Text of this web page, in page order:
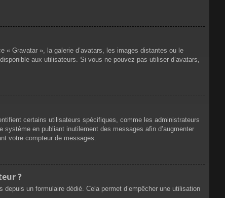
« Gravatar », la galerie d’avatars, les images distantes ou le
aux utilisateurs. Si vous ne pouvez pas utiliser d’avatars,
certains utilisateurs spécifiques, comme les administrateurs
en publiant inutilement des messages afin d’augmenter
votre compteur de messages.
?
un formulaire dédié. Cela permet d’empêcher une utilisation